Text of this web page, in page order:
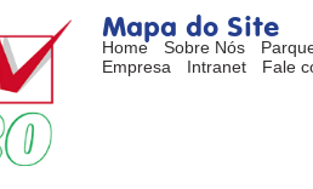
Mapa do Site
Home Sobre Nós
Empresa
Intranet Fale